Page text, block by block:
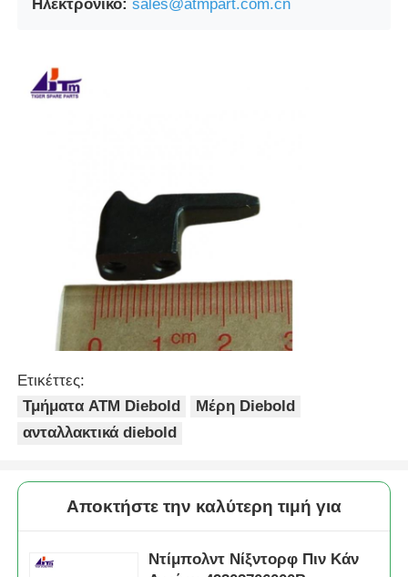
Ηλεκτρονικό: sales@atmpart.com.cn
Ετικέττες:
Τμήματα ATM Diebold
Μέρη Diebold
ανταλλακτικά diebold
Αποκτήστε την καλύτερη τιμή για
Ντίμπολντ Νίξντορφ Πιν Κάν